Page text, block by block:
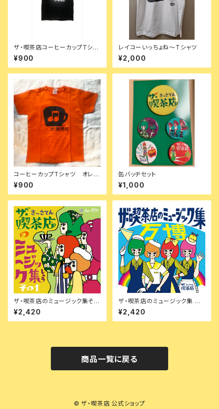
ザ・喫茶店コーヒーカップTシャ
ツブラック 150
¥900
レイコーいっちょね〜Tシャツ
¥2,000
コーヒーカップTシャツ オレン
ジ150
¥900
缶バッヂセット
¥1,000
ザ・喫茶店のミュージック集その
1【特典付】
¥2,420
ザ・喫茶店のミュージック集 万
博
¥2,420
商品一覧に戻る
© ザ・喫茶店 公式ショップ